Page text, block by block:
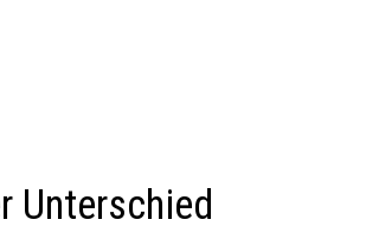
Unterschied